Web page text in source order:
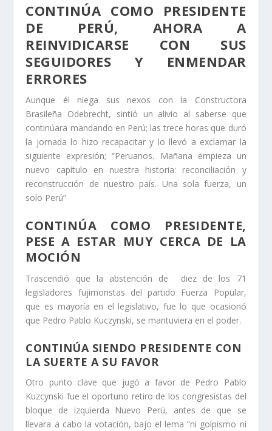
CONTINÚA COMO PRESIDENTE
DE PERÚ, AHORA A
REINVIDICARSE CON SUS
SEGUIDORES Y ENMENDAR
ERRORES
Aunque él niega sus nexos con la Constructora
Brasileña Odebrecht, sintió un alivio al saberse que
continúara mandando en Perú; las trece horas que duró
la jornada lo hizo recapacitar y lo llevó a exclamar la
siguiente expresión;“Peruanos. Mañana empieza un
nuevo capítulo en nuestra historia: reconciliación y
reconstrucción de nuestro país. Una sola fuerza, un
solo Perú”
CONTINÚA COMO PRESIDENTE,
PESE A ESTAR MUY CERCA DE LA
MOCIÓN
Trascendió que la abstención de diez de los 71
legisladores fujimoristas del partido Fuerza Popular,
que es mayoría en el legislativo, fue lo que ocasionó
que Pedro Pablo Kuczynski, se mantuviera en el poder.
CONTINÚA SIENDO PRESIDENTE CON
LA SUERTE A SU FAVOR
Otro punto clave que jugó a favor de Pedro Pablo
Kuzcynski fue el oportuno retiro de los congresistas del
bloque de izquierda Nuevo Perú, antes de que se
llevara a cabo la votación, bajo el lema “ni golpismo ni